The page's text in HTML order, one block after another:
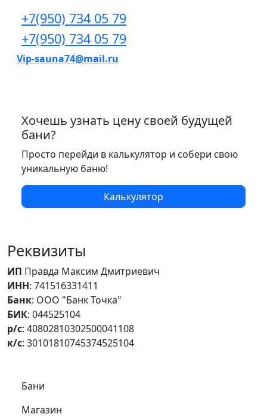
+7(950) 734 05 79
+7(950) 734 05 79
Vip-sauna74@mail.ru
Хочешь узнать цену своей будущей
бани?
Просто перейди в калькулятор и собери свою
уникальную баню!
Калькулятор
Реквизиты
ИП Правда Максим Дмитриевич
ИНН: 741516331411
Банк: ООО "Банк Точка"
БИК: 044525104
р/с: 40802810302500041108
к/с: 30101810745374525104
Самое важное
Бани
Магазин